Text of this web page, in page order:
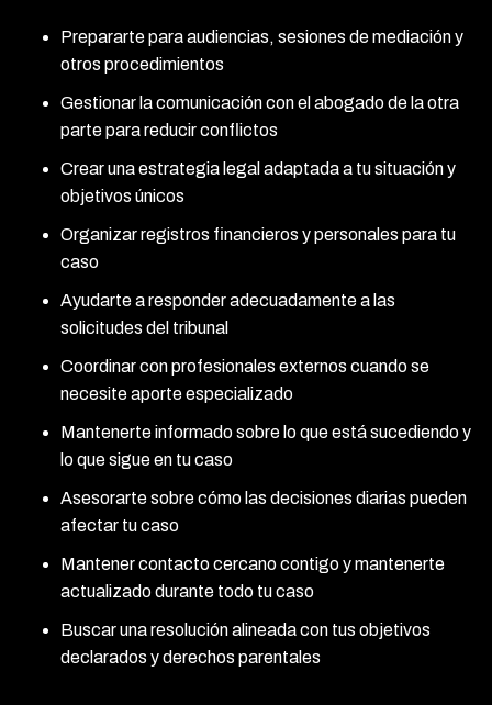
Prepararte para audiencias, sesiones de mediación y
otros procedimientos
Gestionar la comunicación con el abogado de la otra
parte para reducir conflictos
Crear una estrategia legal adaptada a tu situación y
objetivos únicos
Organizar registros financieros y personales para tu
caso
Ayudarte a responder adecuadamente a las
solicitudes del tribunal
Coordinar con profesionales externos cuando se
necesite aporte especializado
Mantenerte informado sobre lo que está sucediendo y
lo que sigue en tu caso
Asesorarte sobre cómo las decisiones diarias pueden
afectar tu caso
Mantener contacto cercano contigo y mantenerte
actualizado durante todo tu caso
Buscar una resolución alineada con tus objetivos
declarados y derechos parentales